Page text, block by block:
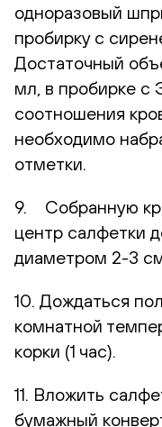
одноразовый
пробирку с
Достаточный
мл, в пробирке с
соотношения
необходимо
отметки.
9. Собранную
центр салфетки
диаметром 2-3
10. Дождаться
комнатной
корки (1 час).
11. Вложить
бумажный